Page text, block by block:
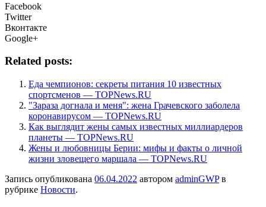
Facebook
Twitter
Вконтакте
Google+
Related posts:
Еда чемпионов: секреты питания 10 известных
спортсменов — TOPNews.RU
"Зараза догнала и меня": жена Грачевского заболела
коронавирусом — TOPNews.RU
Как выглядит жены самых известных миллиардеров
планеты — TOPNews.RU
Жены и любовницы Берии: мифы и факты о личной
жизни зловещего маршала — TOPNews.RU
Запись опубликована 06.04.2022 автором adminGWPв
рубрике Новости.